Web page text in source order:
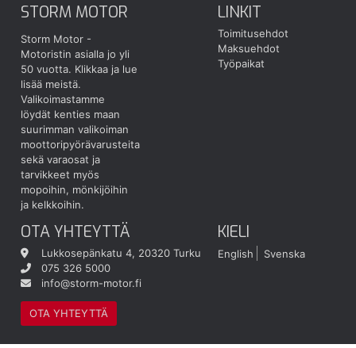
STORM MOTOR
Storm Motor -
Motoristin asialla jo yli
50 vuotta. Klikkaa ja lue
lisää meistä.
Valikoimastamme
löydät kenties maan
suurimman valikoiman
moottoripyörävarusteita
sekä varaosat ja
tarvikkeet myös
mopoihin, mönkijöihin
ja kelkkoihin.
LINKIT
Toimitusehdot
Maksuehdot
Työpaikat
OTA YHTEYTTÄ
Lukkosepänkatu 4, 20320 Turku
075 326 5000
info@storm-motor.fi
OTA YHTEYTTÄ
KIELI
English Svenska